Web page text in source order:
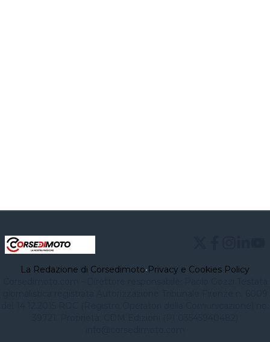
La Redazione di Corsedimoto•Privacy e Cookies Policy